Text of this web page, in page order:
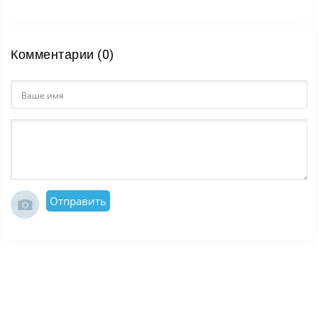
Комментарии (0)
Отправить